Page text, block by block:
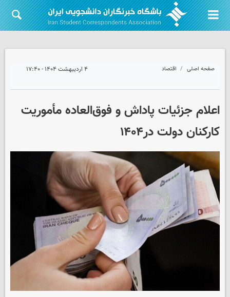
صفحه اصلی اقتصاد ۴ اردیبهشت ۱۴۰۴ - ۱۷:۴۰
اعلام جزئیات پاداش و فوق‌العاده مأموریت
کارکنان دولت در۱۴۰۴